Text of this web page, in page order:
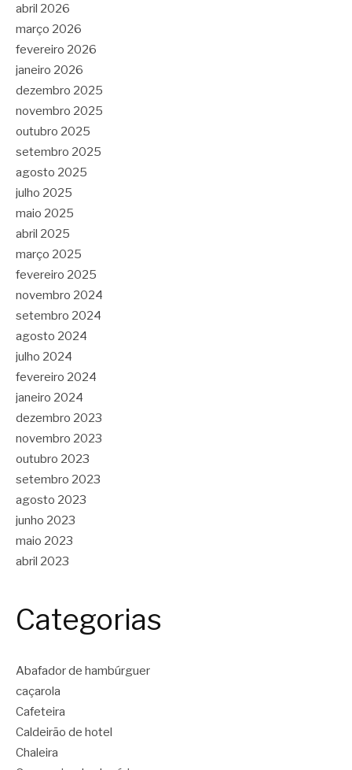
abril 2026
março 2026
fevereiro 2026
janeiro 2026
dezembro 2025
novembro 2025
outubro 2025
setembro 2025
agosto 2025
julho 2025
maio 2025
abril 2025
março 2025
fevereiro 2025
novembro 2024
setembro 2024
agosto 2024
julho 2024
fevereiro 2024
janeiro 2024
dezembro 2023
novembro 2023
outubro 2023
setembro 2023
agosto 2023
junho 2023
maio 2023
abril 2023
Categorias
Abafador de hambúrguer
caçarola
Cafeteira
Caldeirão de hotel
Chaleira